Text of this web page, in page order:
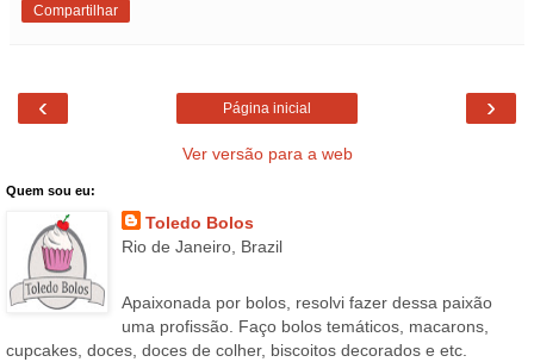
Compartilhar
‹ ›
Página inicial
Ver versão para a web
Quem sou eu:
Toledo Bolos
Rio de Janeiro, Brazil
Apaixonada por bolos, resolvi fazer dessa paixão
uma profissão. Faço bolos temáticos, macarons,
cupcakes, doces, doces de colher, biscoitos decorados e etc.